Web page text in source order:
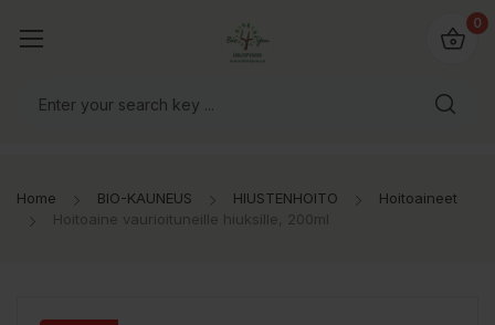
0
Home BIO-KAUNEUS HIUSTENHOITO
Hoitoaineet
Hoitoaine vaurioituneille hiuksille, 200ml